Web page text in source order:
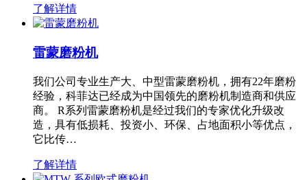
了解详情
雷蒙磨粉机
我们公司专业生产大、中型雷蒙磨粉机，拥有22年磨粉
经验，科菲达已经成为中国领先的磨粉机制造商和供应
商。 R系列雷蒙磨粉机是经过我们的专家优化升级改
造，具有低损耗、投资小、环保、占地面积小等优点，
它比传…
了解详情